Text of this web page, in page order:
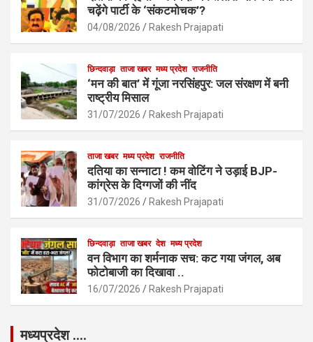
o
o
A
p
p
चढ़ेंगे पार्टी के ‘संकटमोचक’?
04/08/2026 Rakesh Prajapati
छिन्दवाड़ा ताजा खबर मध्य प्रदेश राजनीति
‘मन की बात’ में गूंजा नरसिंहपुर: जल संरक्षण में बनी
राष्ट्रीय मिसाल
31/07/2026 Rakesh Prajapati
ताजा खबर मध्य प्रदेश राजनीति
दतिया का सन्नाटा ! कम वोटिंग ने उड़ाई BJP-
कांग्रेस के दिग्गजों की नींद
31/07/2026 Rakesh Prajapati
छिन्दवाड़ा ताजा खबर देश मध्य प्रदेश
वन विभाग का शर्मनाक सच: कट गया जंगल, अब
फोटोबाजी का दिखावा ..
16/07/2026 Rakesh Prajapati
मध्यप्रदेश ….